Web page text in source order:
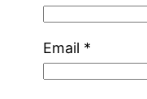
Email *